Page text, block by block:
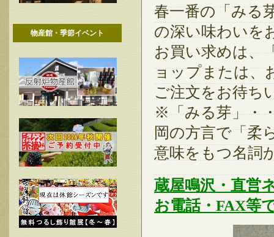
物産館・季節イベント
春一番の「みる
の深い味わいを
お買い求めは、
ョップまたは、
ご注文をお待ち
※「みる芽」・
岡の方言で「柔
意味をもつ名詞
蔵屋鳴沢・直営
お電話・FAX等